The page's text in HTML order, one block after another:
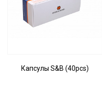
Капсулы S&B (40pcs)